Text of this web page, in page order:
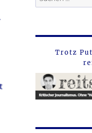
nach:
Trotz